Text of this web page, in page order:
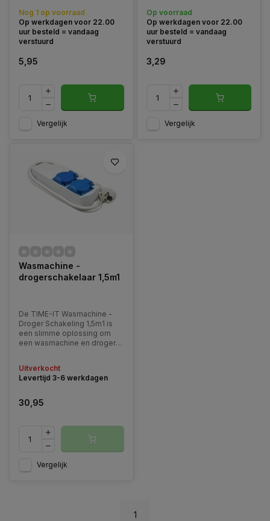
Nog 1 op voorraad
Op werkdagen voor 22.00
uur besteld = vandaag
verstuurd
5,95
Vergelijk
snoeren.
Op voorraad
Op werkdagen voor 22.00
uur besteld = vandaag
verstuurd
3,29
Vergelijk
Wasmachine -
drogerschakelaar 1,5m1
De TIME-IT Wasmachine -
Droger Schakeling 1,5m1 is
een slimme oplossing om
een wasmachine en droger
Uitverkocht
Levertijd 3-6 werkdagen
30,95
Vergelijk
1